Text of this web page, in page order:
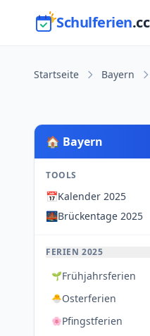
Schulferien.cc
Startseite Bayern
🏠 Bayern
TOOLS
📅Kalender 2025
🌉Brückentage 2025
FERIEN 2025
🌱Frühjahrsferien
🐣Osterferien
🌸Pfingstferien